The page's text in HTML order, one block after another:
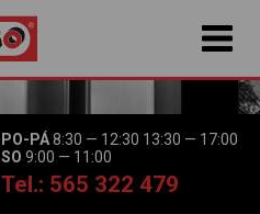
PO-PÁ8:30 — 12:30 13:30 — 17:00
SO 9:00 — 11:00
Tel.: 565 322 479